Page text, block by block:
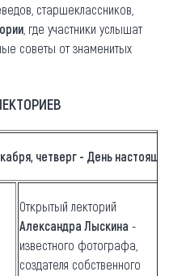
старшеклассников,
, где участники услышат
советы от знаменитых
четверг - День настоящих
Открытый лекторий
Александра Лыскина -
известного фотографа,
создателя собственного